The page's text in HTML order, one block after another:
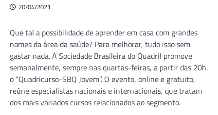
20/04/2021
Que tal a possibilidade de aprender em casa com grandes
nomes da área da saúde? Para melhorar, tudo isso sem
gastar nada. A Sociedade Brasileira do Quadril promove
semanalmente, sempre nas quartas-feiras, a partir das 20h,
o “Quadricurso-SBQ Jovem”. O evento, online e gratuito,
reúne especialistas nacionais e internacionais, que tratam
dos mais variados cursos relacionados ao segmento.